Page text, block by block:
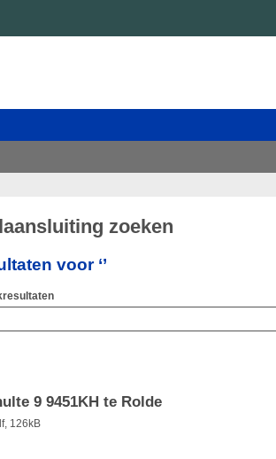
zoeken
voor ‘’
9 9451KH te Rolde
, 126kB